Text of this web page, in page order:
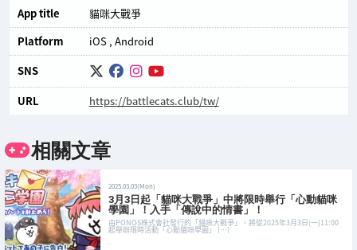
App title
貓咪大戰爭
Platform
iOS Android
SNS
URL
https://battlecats.club/tw/
相關文章
2025.03.03(Mon)
3月3日起「貓咪大戰爭」中將限時舉行「心動貓咪
學園」！入手「傳說中的情書」！
由PONOS株式會社發行的「貓咪大戰爭」，將從2025年3月3日(一)11:00
起舉辦限時活動「心動貓咪學園」 […]